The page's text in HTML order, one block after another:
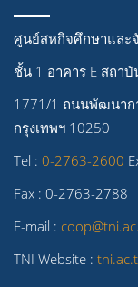
ศูนย์สหกิจศึกษาและ
ชั้น 1 อาคาร E สถา
1771/1 ถนนพัฒนาก
กรุงเทพฯ 10250
Tel : 0-2763-2600
Fax : 0-2763-2788
E-mail :
TNI Website :